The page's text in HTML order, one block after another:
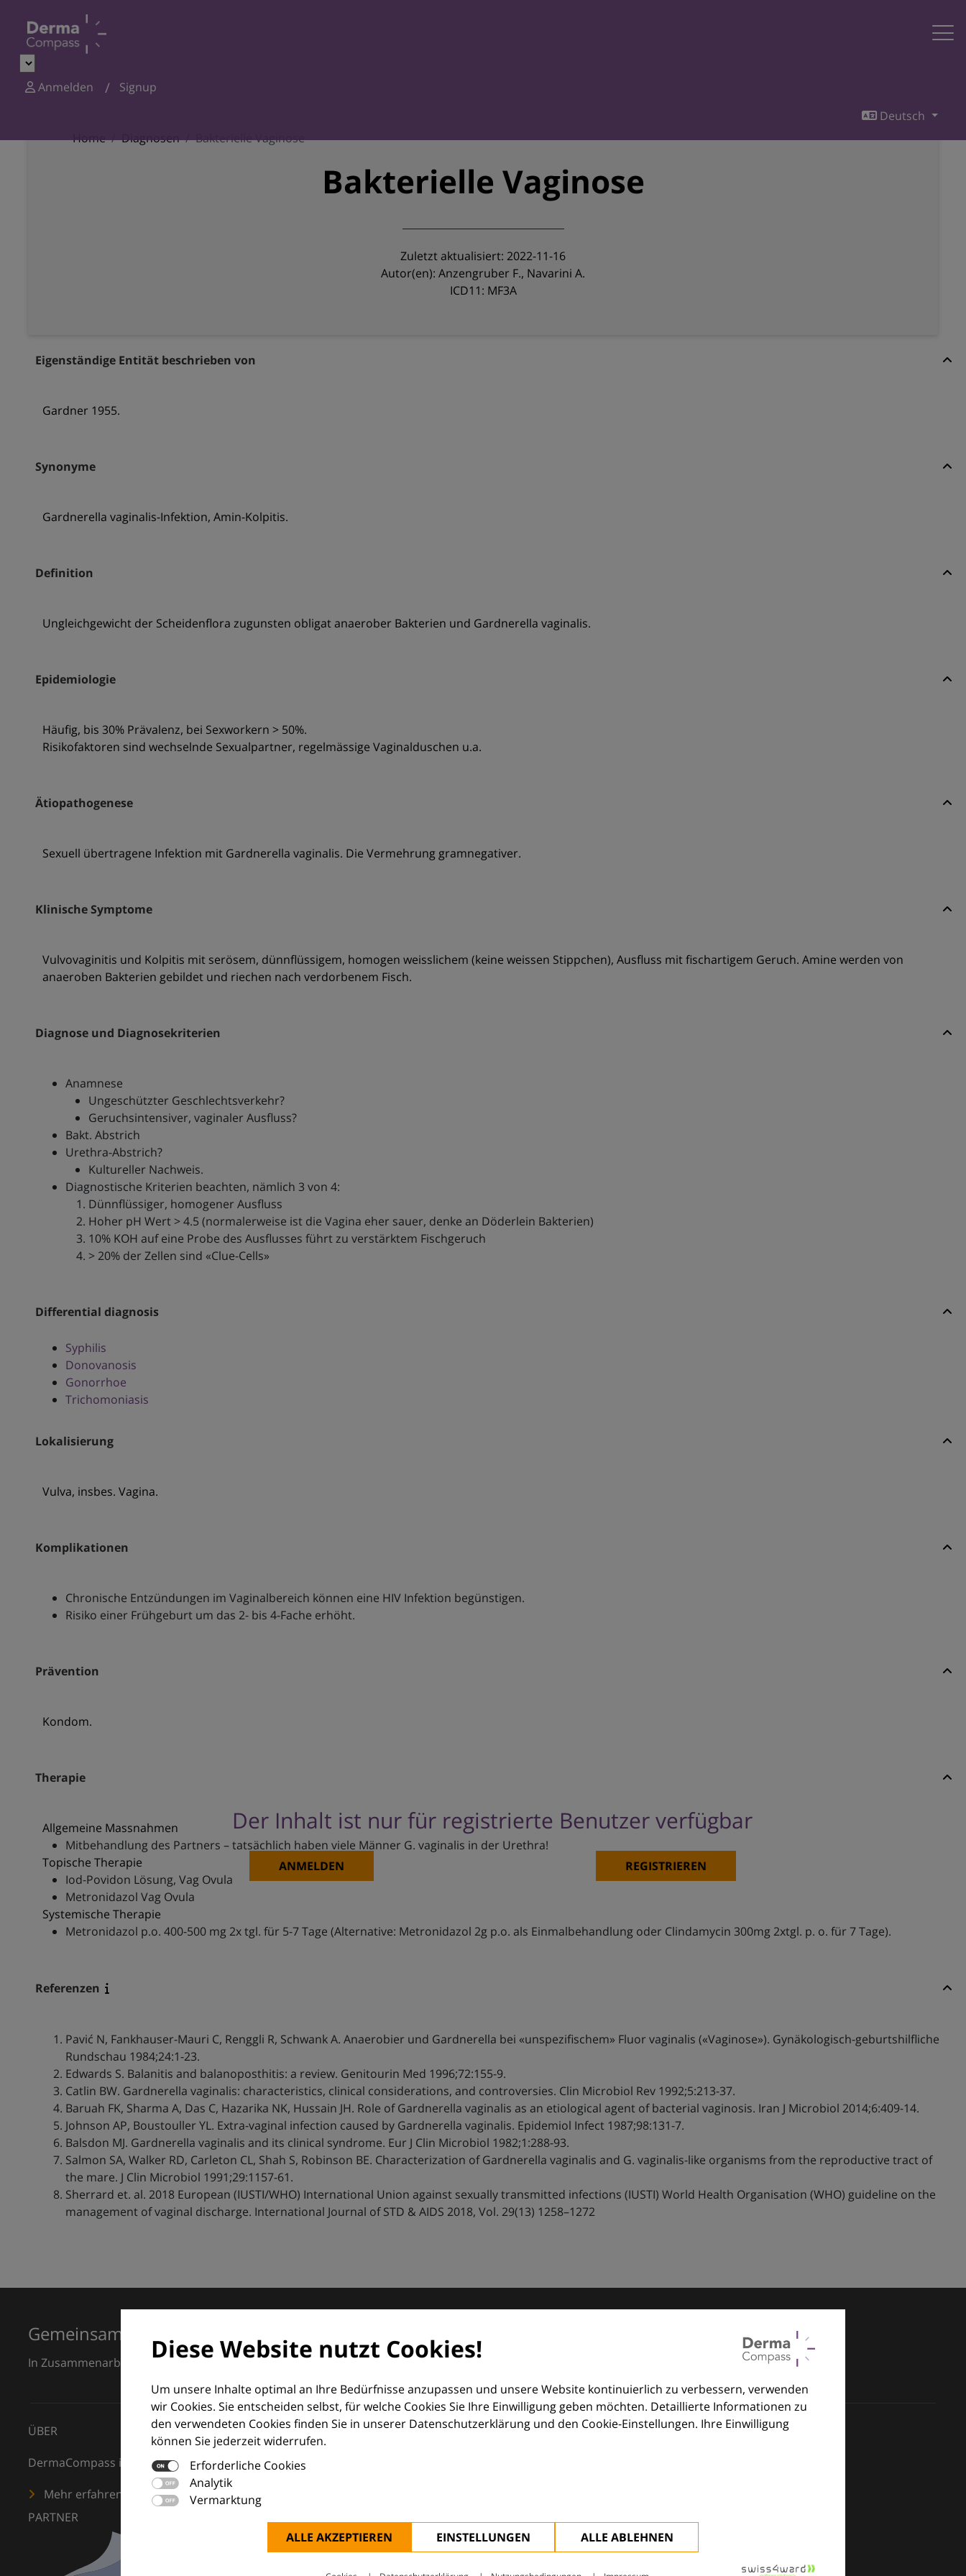
Anmelden
Signup
Deutsch
Home
Diagnosen Bakterielle Vaginose
Bakterielle Vaginose
Zuletzt aktualisiert: 2022-11-16
Autor(en): Anzengruber F., Navarini A.
ICD11: MF3A
Eigenständige Entität beschrieben von
Gardner 1955.
Synonyme
Gardnerella vaginalis-Infektion, Amin-Kolpitis.
Definition
Ungleichgewicht der Scheidenflora zugunsten obligat anaerober Bakterien und Gardnerella vaginalis.
Epidemiologie
Häufig, bis 30% Prävalenz, bei Sexworkern > 50%.
Risikofaktoren sind wechselnde Sexualpartner, regelmässige Vaginalduschen u.a.
Ätiopathogenese
Sexuell übertragene Infektion mit Gardnerella vaginalis. Die Vermehrung gramnegativer.
Klinische Symptome
Vulvovaginitis und Kolpitis mit serösem, dünnflüssigem, homogen weisslichem (keine weissen Stippchen), Ausfluss mit fischartigem Geruch. Amine werden von
anaeroben Bakterien gebildet und riechen nach verdorbenem Fisch.
Diagnose und Diagnosekriterien
Anamnese
Ungeschützter Geschlechtsverkehr?
Geruchsintensiver, vaginaler Ausfluss?
Bakt. Abstrich
Urethra-Abstrich?
Kultureller Nachweis.
Diagnostische Kriterien beachten, nämlich 3 von 4:
Dünnflüssiger, homogener Ausfluss
Hoher pH Wert > 4.5 (normalerweise ist die Vagina eher sauer, denke an Döderlein Bakterien)
10% KOH auf eine Probe des Ausflusses führt zu verstärktem Fischgeruch
> 20% der Zellen sind «Clue-Cells»
Differential diagnosis
Syphilis
Donovanosis
Gonorrhoe
Trichomoniasis
Lokalisierung
Vulva, insbes. Vagina.
Komplikationen
Chronische Entzündungen im Vaginalbereich können eine HIV Infektion begünstigen.
Risiko einer Frühgeburt um das 2- bis 4-Fache erhöht.
Prävention
Kondom.
Therapie
Der Inhalt ist nur für registrierte Benutzer verfügbar
ANMELDEN REGISTRIEREN
Allgemeine Massnahmen
Mitbehandlung des Partners – tatsächlich haben viele Männer G. vaginalis in der Urethra!
Topische Therapie
Iod-Povidon Lösung, Vag Ovula
Metronidazol Vag Ovula
Systemische Therapie
Metronidazol p.o. 400-500 mg 2x tgl. für 5-7 Tage (Alternative: Metronidazol 2g p.o. als Einmalbehandlung oder Clindamycin 300mg 2xtgl. p. o. für 7 Tage).
Referenzen
Pavić N, Fankhauser-Mauri C, Renggli R, Schwank A. Anaerobier und Gardnerella bei «unspezifischem» Fluor vaginalis («Vaginose»). Gynäkologisch-geburtshilfliche
Rundschau 1984;24:1-23.
Edwards S. Balanitis and balanoposthitis: a review. Genitourin Med 1996;72:155-9.
Catlin BW. Gardnerella vaginalis: characteristics, clinical considerations, and controversies. Clin Microbiol Rev 1992;5:213-37.
Baruah FK, Sharma A, Das C, Hazarika NK, Hussain JH. Role of Gardnerella vaginalis as an etiological agent of bacterial vaginosis. Iran J Microbiol 2014;6:409-14.
Johnson AP, Boustouller YL. Extra-vaginal infection caused by Gardnerella vaginalis. Epidemiol Infect 1987;98:131-7.
Balsdon MJ. Gardnerella vaginalis and its clinical syndrome. Eur J Clin Microbiol 1982;1:288-93.
Salmon SA, Walker RD, Carleton CL, Shah S, Robinson BE. Characterization of Gardnerella vaginalis and G. vaginalis-like organisms from the reproductive tract of
the mare. J Clin Microbiol 1991;29:1157-61.
Sherrard et. al. 2018 European (IUSTI/WHO) International Union against sexually transmitted infections (IUSTI) World Health Organisation (WHO) guideline on the
management of vaginal discharge. International Journal of STD & AIDS 2018, Vol. 29(13) 1258–1272
Diese Website nutzt Cookies!
Um unsere Inhalte optimal an Ihre Bedürfnisse anzupassen und unsere Website kontinuierlich zu verbessern, verwenden
wir Cookies. Sie entscheiden selbst, für welche Cookies Sie Ihre Einwilligung geben möchten. Detaillierte Informationen zu
den verwendeten Cookies finden Sie in unserer Datenschutzerklärung und den Cookie-Einstellungen. Ihre Einwilligung
können Sie jederzeit widerrufen.
Erforderliche Cookies
Analytik
Vermarktung
ALLE AKZEPTIEREN EINSTELLUNGEN ALLE ABLEHNEN
Gemeinsam für Exzellenz in der Dermatologie
In Zusammenarbeit mit dem European Dermatology Forum (EDF) und Euroderm Excellence
ÜBER
DermaCompass ist Ihr digitaler Kompass für die Dermatologie – mit Wissen, Bildern und praktischen Tools für den klinischen Alltag.
Mehr erfahren
PARTNER